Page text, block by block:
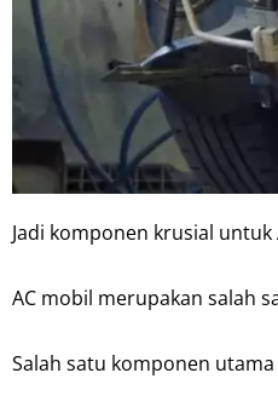
Jadi komponen krusial
AC mobil merupakan salah
Salah satu komponen